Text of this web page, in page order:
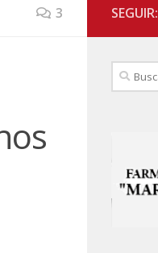
3 SEGUIR:
Buscar: